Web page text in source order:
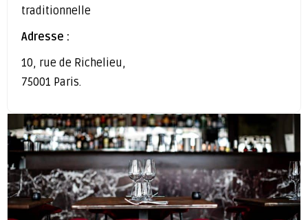
traditionnelle
Adresse :
10, rue de Richelieu,
75001 Paris.